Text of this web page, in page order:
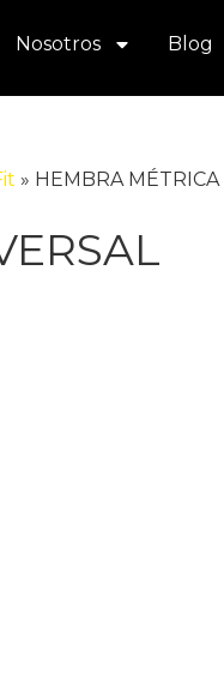
Nosotros Blog
» HEMBRA MÉTRICA